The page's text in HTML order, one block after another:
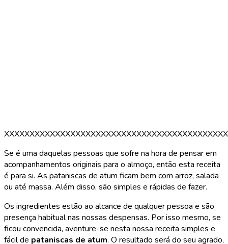
Se é uma daquelas pessoas que sofre na hora de pensar em
acompanhamentos originais para o almoço, então esta receita
é para si. As pataniscas de atum ficam bem com arroz, salada
ou até massa. Além disso, são simples e rápidas de fazer.
Os ingredientes estão ao alcance de qualquer pessoa e são
presença habitual nas nossas despensas. Por isso mesmo, se
ficou convencida, aventure-se nesta nossa receita simples e
fácil de pataniscas de atum. O resultado será do seu agrado,